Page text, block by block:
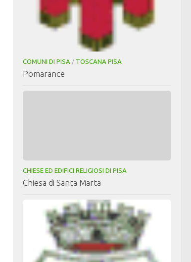
COMUNI DI PISA / TOSCANA PISA
Pomarance
CHIESE ED EDIFICI RELIGIOSI DI PISA
Chiesa di Santa Marta